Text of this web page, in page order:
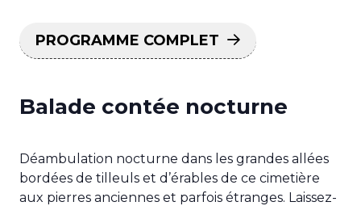
PROGRAMME COMPLET
Balade contée nocturne
Déambulation nocturne dans les grandes allées
bordées de tilleuls et d’érables de ce cimetière
aux pierres anciennes et parfois étranges. Laissez-